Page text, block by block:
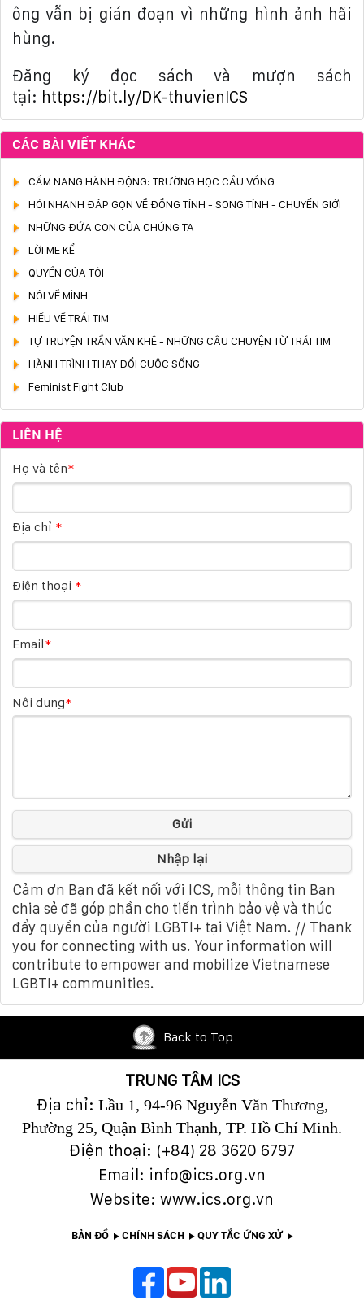
ông vẫn bị gián đoạn vì những hình ảnh hãi
hùng.
Đăng ký đọc sách và mượn sách
tại: https://bit.ly/DK-thuvienICS
CÁC BÀI VIẾT KHÁC
CẨM NANG HÀNH ĐỘNG: TRƯỜNG HỌC CẦU VỒNG
HỎI NHANH ĐÁP GỌN VỀ ĐỒNG TÍNH - SONG TÍNH - CHUYỂN GIỚI
NHỮNG ĐỨA CON CỦA CHÚNG TA
LỜI MẸ KỂ
QUYỀN CỦA TÔI
NÓI VỀ MÌNH
HIỂU VỀ TRÁI TIM
TỰ TRUYỆN TRẦN VĂN KHÊ - NHỮNG CÂU CHUYỆN TỪ TRÁI TIM
HÀNH TRÌNH THAY ĐỔI CUỘC SỐNG
Feminist Fight Club
LIÊN HỆ
Họ và tên*
Địa chỉ *
Điện thoại *
Email*
Nội dung*
Gửi
Nhập lại
Cảm ơn Bạn đã kết nối với ICS, mỗi thông tin Bạn
chia sẻ đã góp phần cho tiến trình bảo vệ và thúc
đẩy quyền của người LGBTI+ tại Việt Nam. // Thank
you for connecting with us. Your information will
contribute to empower and mobilize Vietnamese
LGBTI+ communities.
Back to Top
TRUNG TÂM ICS
Địa chỉ: Lầu 1, 94-96 Nguyễn Văn Thương,
Phường 25, Quận Bình Thạnh, TP. Hồ Chí Minh.
Điện thoại: (+84) 28 3620 6797
Email: info@ics.org.vn
Website: www.ics.org.vn
BẢN ĐỒ CHÍNH SÁCH QUY TẮC ỨNG XỬ